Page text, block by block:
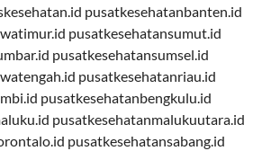
pusatkesehatanbanten.id
pusatkesehatansumut.id
pusatkesehatansumsel.id
pusatkesehatanriau.id
pusatkesehatanbengkulu.id
pusatkesehatanmalukuutara.id
pusatkesehatansabang.id